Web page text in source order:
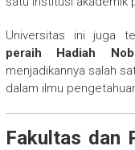
Universitas ini juga
peraih Hadiah
menjadikannya salah
dalam ilmu
Fakultas dan